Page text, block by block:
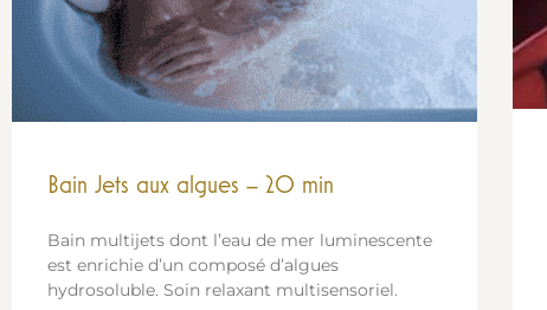
Bain Jets aux algues – 20 min
Bain multijets dont l’eau de mer luminescente
est enrichie d’un composé d’algues
hydrosoluble. Soin relaxant multisensoriel.